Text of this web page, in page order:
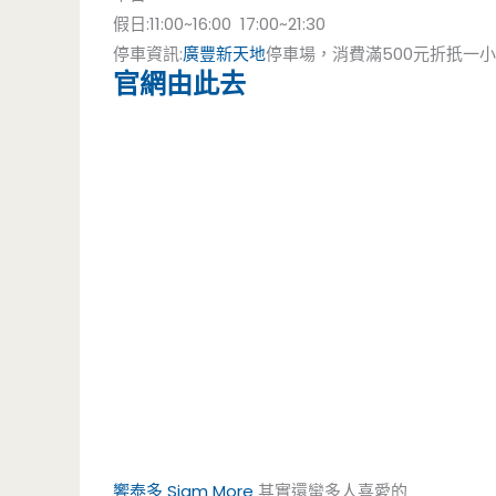
假日:11:00~16:00 17:00~21:30
停車資訊:廣豐新天地停車場，消費滿500元折扺一
官網由此去
饗泰多 Siam More 其實還蠻多人喜愛的